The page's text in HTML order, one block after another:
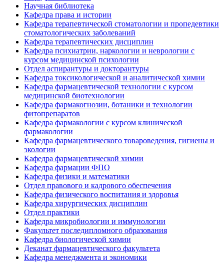
Научная библиотека
Кафедра права и истории
Кафедра терапевтической стоматологии и пропедевтики
стоматологических заболеваний
Кафедра терапевтических дисциплин
Кафедра психиатрии, наркологии и неврологии с
курсом медицинской психологии
Отдел аспирантуры и докторантуры
Кафедра токсикологической и аналитической химии
Кафедра фармацевтической технологии с курсом
медицинской биотехнологии
Кафедра фармакогнозии, ботаники и технологии
фитопрепаратов
Кафедра фармакологии с курсом клинической
фармакологии
Кафедра фармацевтического товароведения, гигиены и
экологии
Кафедра фармацевтической химии
Кафедра фармации ФПО
Кафедра физики и математики
Отдел правового и кадрового обеспечения
Кафедра физического воспитания и здоровья
Кафедра хирургических дисциплин
Отдел практики
Кафедра микробиологии и иммунологии
Факультет последипломного образования
Кафедра биологической химии
Деканат фармацевтического факультета
Кафедра менеджмента и экономики